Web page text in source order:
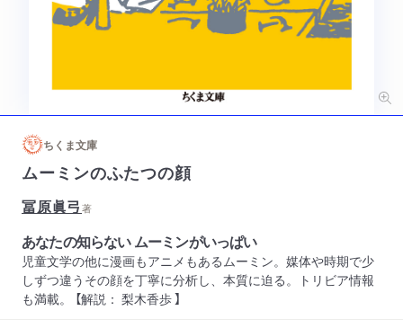
ちくま文庫
ムーミンのふたつの顔
冨原眞弓著
あなたの知らない ムーミンがいっぱい
児童文学の他に漫画もアニメもあるムーミン。媒体や時期で少
しずつ違うその顔を丁寧に分析し、本質に迫る。トリビア情報
も満載。 【解説： 梨木香歩 】